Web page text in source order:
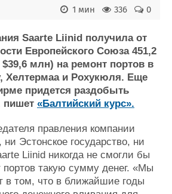
Доска объявлений
Продажа флота
Оборудование
Изделия
Материалы
Услуги
Флот
Галерея флота
0
336
1 мин
Saarte Liinid получила от
Европейского Союза 451,2
млн) на ремонт портов в
Хелтермаа и Рохукюля. Еще
придется раздобыть
пишет «Балтийский курс».
правления компании
Эстонское государство, ни
Liinid никогда не смогли бы
портов такую сумму денег. «Мы
в том, что в ближайшие годы